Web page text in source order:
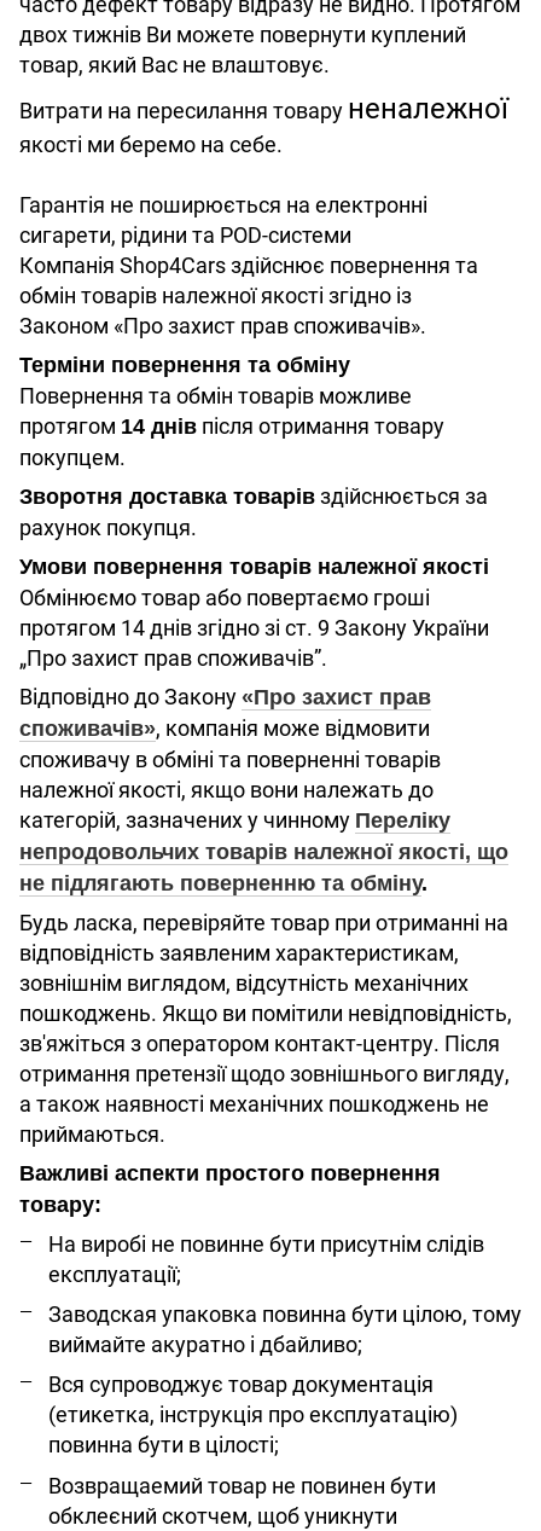
двох тижнів Ви можете повернути куплений
товар, який Вас не влаштовує.
Витрати на пересилання товару неналежної
якості ми беремо на себе.
Гарантія не поширюється на електронні
сигарети, рідини та POD-системи
Компанія Shop4Cars здійснює повернення та
обмін товарів належної якості згідно із
Законом «Про захист прав споживачів».
Терміни повернення та обміну
Повернення та обмін товарів можливе
протягом 14 днів після отримання товару
покупцем.
Зворотня доставка товарів здійснюється за
рахунок покупця.
Умови повернення товарів належної якості
Обмінюємо товар або повертаємо гроші
протягом 14 днів згідно зі ст. 9 Закону України
„Про захист прав споживачів”.
Відповідно до Закону «Про захист прав
споживачів», компанія може відмовити
споживачу в обміні та поверненні товарів
належної якості, якщо вони належать до
категорій, зазначених у чинному Переліку
непродовольчих товарів належної якості, що
не підлягають поверненню та обміну.
Будь ласка, перевіряйте товар при отриманні на
відповідність заявленим характеристикам,
зовнішнім виглядом, відсутність механічних
пошкоджень. Якщо ви помітили невідповідність,
зв'яжіться з оператором контакт-центру. Після
отримання претензії щодо зовнішнього вигляду,
а також наявності механічних пошкоджень не
приймаються.
Важливі аспекти простого повернення
товару:
На виробі не повинне бути присутнім слідів
експлуатації;
Заводская упаковка повинна бути цілою, тому
виймайте акуратно і дбайливо;
Вся супроводжує товар документація
(етикетка, інструкція про експлуатацію)
повинна бути в цілості;
Возвращаемий товар не повинен бути
обклеєний скотчем, щоб уникнути